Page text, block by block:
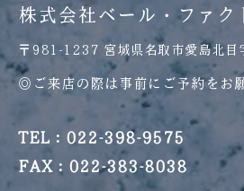
株式会社ベール・ファク
〒981-1237 宮城県名取市愛島北目
◎ご来店の際は事前にご予約をお
TEL：022-398-9575
FAX：022-383-8038